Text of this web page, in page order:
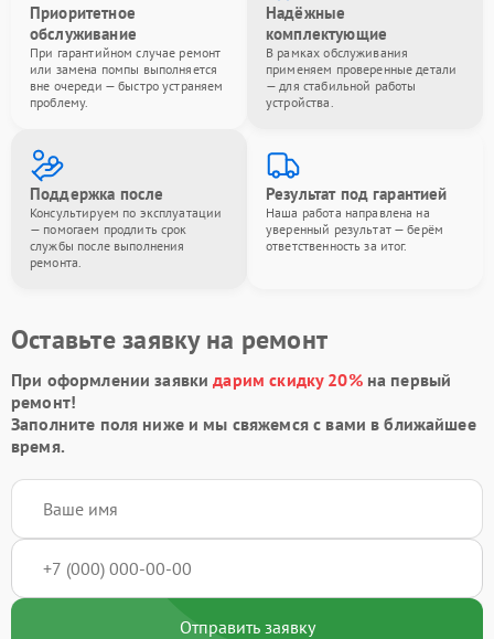
Приоритетное
обслуживание
При гарантийном случае ремонт
или замена помпы выполняется
вне очереди — быстро устраняем
проблему.
Надёжные
комплектующие
В рамках обслуживания
применяем проверенные детали
— для стабильной работы
устройства.
Поддержка после
Консультируем по эксплуатации
— помогаем продлить срок
службы после выполнения
ремонта.
Результат под гарантией
Наша работа направлена на
уверенный результат — берём
ответственность за итог.
Оставьте заявку на ремонт
При оформлении заявкидарим скидку 20%на первый
ремонт!
Заполните поля ниже и мы свяжемся с вами в ближайшее
время.
Отправить заявку